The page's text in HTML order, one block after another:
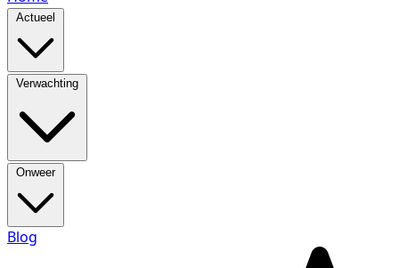
Actueel
Verwachting
Onweer
Blog